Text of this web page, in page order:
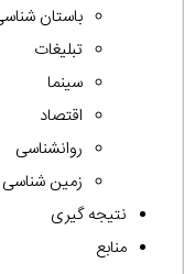
باستان
تبلیغات
سینما
اقتصاد
روانشناسی
زمین شناسی
نتیجه گیری
منابع